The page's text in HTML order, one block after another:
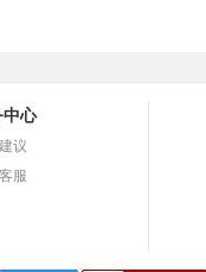
中心
议
服